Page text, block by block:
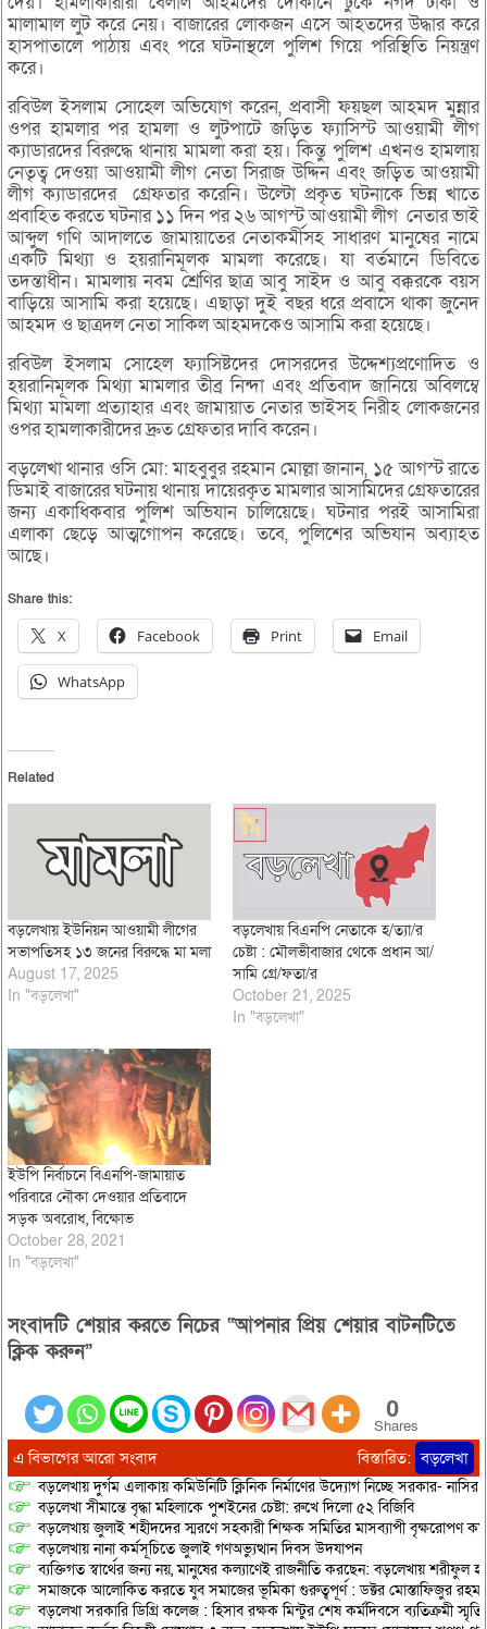
মালামাল লুট করে নেয়। বাজারের লোকজন এসে আহতদের উদ্ধার করে
হাসপাতালে পাঠায় এবং পরে ঘটনাস্থলে পুলিশ গিয়ে পরিস্থিতি নিয়ন্ত্রণ
করে।
রবিউল ইসলাম সোহেল অভিযোগ করেন, প্রবাসী ফয়ছল আহমদ মুন্নার
ওপর হামলার পর হামলা ও লুটপাটে জড়িত ফ্যাসিস্ট আওয়ামী লীগ
ক্যাডারদের বিরুদ্ধে থানায় মামলা করা হয়। কিন্তু পুলিশ এখনও হামলায়
নেতৃত্ব দেওয়া আওয়ামী লীগ নেতা সিরাজ উদ্দিন এবং জড়িত আওয়ামী
লীগ ক্যাডারদের গ্রেফতার করেনি। উল্টো প্রকৃত ঘটনাকে ভিন্ন খাতে
প্রবাহিত করতে ঘটনার ১১ দিন পর ২৬ আগস্ট আওয়ামী লীগ নেতার ভাই
আব্দুল গণি আদালতে জামায়াতের নেতাকর্মীসহ সাধারণ মানুষের নামে
একটি মিথ্যা ও হয়রানিমূলক মামলা করেছে। যা বর্তমানে ডিবিতে
তদন্তাধীন। মামলায় নবম শ্রেণির ছাত্র আবু সাইদ ও আবু বক্করকে বয়স
বাড়িয়ে আসামি করা হয়েছে। এছাড়া দুই বছর ধরে প্রবাসে থাকা জুনেদ
আহমদ ও ছাত্রদল নেতা সাকিল আহমদকেও আসামি করা হয়েছে।
রবিউল ইসলাম সোহেল ফ্যাসিষ্টদের দোসরদের উদ্দেশ্যপ্রণোদিত ও
হয়রানিমূলক মিথ্যা মামলার তীব্র নিন্দা এবং প্রতিবাদ জানিয়ে অবিলম্বে
মিথ্যা মামলা প্রত্যাহার এবং জামায়াত নেতার ভাইসহ নিরীহ লোকজনের
ওপর হামলাকারীদের দ্রুত গ্রেফতার দাবি করেন।
বড়লেখা থানার ওসি মো: মাহবুবুর রহমান মোল্লা জানান, ১৫ আগস্ট রাতে
ডিমাই বাজারের ঘটনায় থানায় দায়েরকৃত মামলার আসামিদের গ্রেফতারের
জন্য একাধিকবার পুলিশ অভিযান চালিয়েছে। ঘটনার পরই আসামিরা
এলাকা ছেড়ে আত্মগোপন করেছে। তবে, পুলিশের অভিযান অব্যাহত
আছে।
Share this:
X Facebook Print Email
WhatsApp
Related
বড়লেখায় ইউনিয়ন আওয়ামী লীগের
সভাপতিসহ ১৩ জনের বিরুদ্ধে মা মলা
August 17, 2025
In "বড়লেখা"
বড়লেখায় বিএনপি নেতাকে হ/ত্যা/র
চেষ্টা : মৌলভীবাজার থেকে প্রধান আ/
সামি গ্রে/ফতা/র
October 21, 2025
In "বড়লেখা"
ইউপি নির্বাচনে বিএনপি-জামায়াত
পরিবারে নৌকা দেওয়ার প্রতিবাদে
সড়ক অবরোধ, বিক্ষোভ
October 28, 2021
In "বড়লেখা"
সংবাদটি শেয়ার করতে নিচের “আপনার প্রিয় শেয়ার বাটনটিতে
ক্লিক করুন”
0
Shares
এ বিভাগের আরো সংবাদ বিস্তারিত: বড়লেখা
বড়লেখায় দুর্গম এলাকায় কমিউনিটি ক্লিনিক নির্মাণের উদ্যোগ নিচ্ছে সরকার-
বড়লেখা সীমান্তে বৃদ্ধা মহিলাকে পুশইনের চেষ্টা: রুখে দিলো ৫২ বিজিবি
বড়লেখায় জুলাই শহীদদের স্মরণে সহকারী শিক্ষক সমিতির মাসব্যাপী বৃক্ষরোপণ
বড়লেখায় নানা কর্মসূচিতে জুলাই গণঅভ্যুত্থান দিবস উদযাপন
ব্যক্তিগত স্বার্থের জন্য নয়, মানুষের কল্যাণেই রাজনীতি করছেন: বড়লেখায় শরীফুল
সমাজকে আলোকিত করতে যুব সমাজের ভূমিকা গুরুত্বপূর্ণ : ডক্টর মোস্তাফিজুর
বড়লেখা সরকারি ডিগ্রি কলেজ : হিসাব রক্ষক মিন্টুর শেষ কর্মদিবসে ব্যতিক্রমী